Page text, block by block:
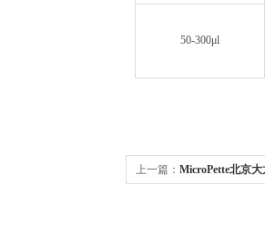
50-300μl
上一篇： MicroPette北京